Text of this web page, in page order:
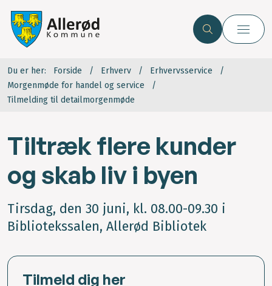
Du er her: Forside Erhverv
Erhvervsservice
Morgenmøde for handel og service
Tilmelding til detailmorgenmøde
Tiltræk flere kunder
og skab liv i byen
Tirsdag, den 30 juni, kl. 08.00-09.30 i
Bibliotekssalen, Allerød Bibliotek
Tilmeld dig her